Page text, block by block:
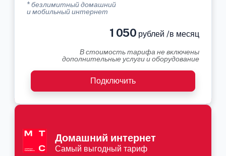
* безлимитный домашний
и мобильный интернет
1 050 рублей /в месяц
В стоимость тарифа не включены
дополнительные услуги и оборудование
Подключить
Домашний интернет
Самый выгодный тариф